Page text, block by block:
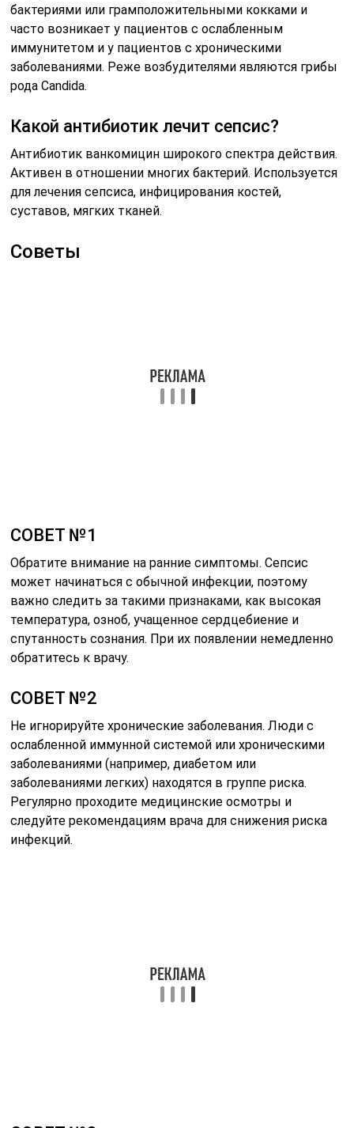
бактериями или грамположительными кокками и
часто возникает у пациентов с ослабленным
иммунитетом и у пациентов с хроническими
заболеваниями. Реже возбудителями являются грибы
рода Candida.
Какой антибиотик лечит сепсис?
Антибиотик ванкомицин широкого спектра действия.
Активен в отношении многих бактерий. Используется
для лечения сепсиса, инфицирования костей,
суставов, мягких тканей.
Советы
температура, озноб, учащенное сердцебиение и
спутанность сознания. При их появлении немедленно
заболеваниями легких) находятся в группе риска.
Регулярно проходите медицинские осмотры и
следуйте рекомендациям врача для снижения риска
инфекций.
поддерживать пострадавшего в сознании, пока не
приедет помощь. Обеспечьте ему комфорт и следите